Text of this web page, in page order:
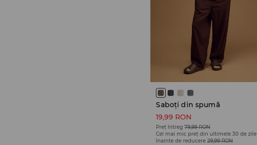
Saboți din spumă
19,99 RON
Preț întreg 79,99 RON
Cel mai mic preț din ultimele 30 de zile
înainte de reducere 29,99 RON